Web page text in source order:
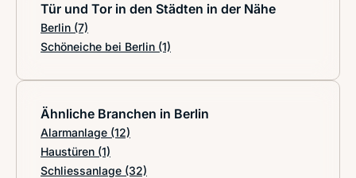
Tür und Tor in den Städten in der Nähe
Berlin (7)
Schöneiche bei Berlin (1)
Ähnliche Branchen in Berlin
Alarmanlage (12)
Haustüren (1)
Schliessanlage (32)